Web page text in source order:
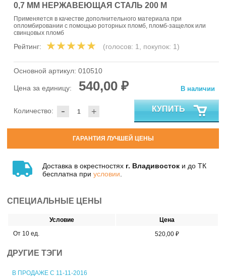
0,7 ММ НЕРЖАВЕЮЩАЯ СТАЛЬ 200 М
Применяется в качестве дополнительного материала при
опломбировании с помощью роторных пломб, пломб-защелок или
свинцовых пломб
Рейтинг: (голосов: 1, покупок: 1)
Основной артикул: 010510
Цена за единицу: 540,00 ₽
- +
Количество:
В наличии
КУПИТЬ
ГАРАНТИЯ ЛУЧШЕЙ ЦЕНЫ
Доставка в окрестностях г. Владивосток и до ТК
бесплатна при условии
СПЕЦИАЛЬНЫЕ ЦЕНЫ
Условие
Цена
От 10 ед.
520,00 ₽
ДРУГИЕ ТЭГИ
В ПРОДАЖЕ С 11-11-2016